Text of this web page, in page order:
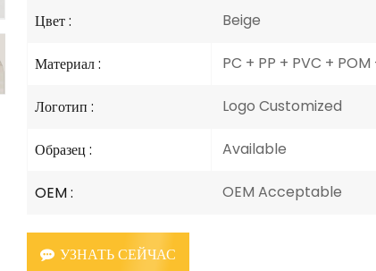
Цвет : Beige
Материал : PC + PP + PVC +
Логотип : Logo Customized
Образец : Available
OEM : OEM Acceptable
УЗНАТЬ СЕЙЧАС